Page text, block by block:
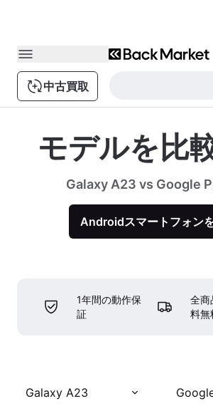
中古買取
モデルを比
Galaxy A23 vs Google
Androidスマートフォン
1年間の動作保
証
全商
料無
Galaxy A23